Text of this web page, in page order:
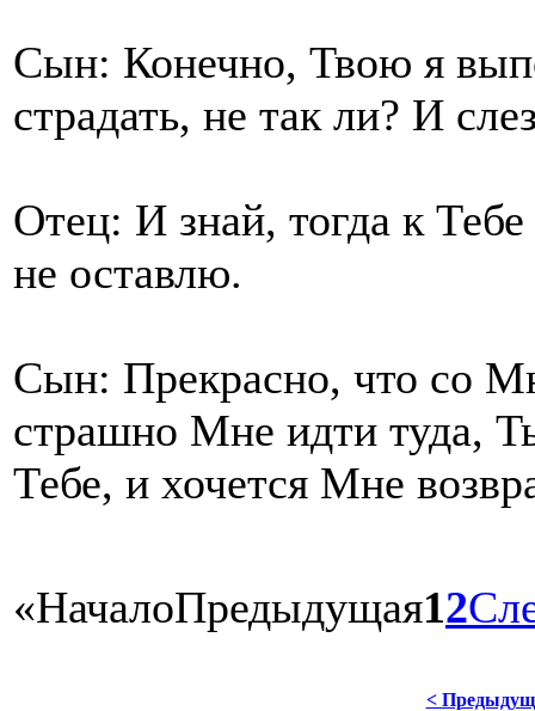
Сын: Конечно, Твою я
страдать, не так ли? И
Отец: И знай, тогда к
не оставлю.
Сын: Прекрасно, что со
страшно Мне идти туда,
Тебе, и хочется Мне
«НачалоПредыдущая12
<